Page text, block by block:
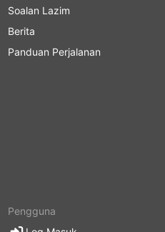
Soalan Lazim
Berita
Panduan Perjalanan
Pengguna